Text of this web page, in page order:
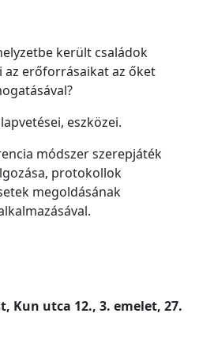
került családok
az erőforrásaikat az őket
eszközei.
módszer szerepjáték
protokollok
megoldásának
Kun utca 12., 3. emelet, 27.